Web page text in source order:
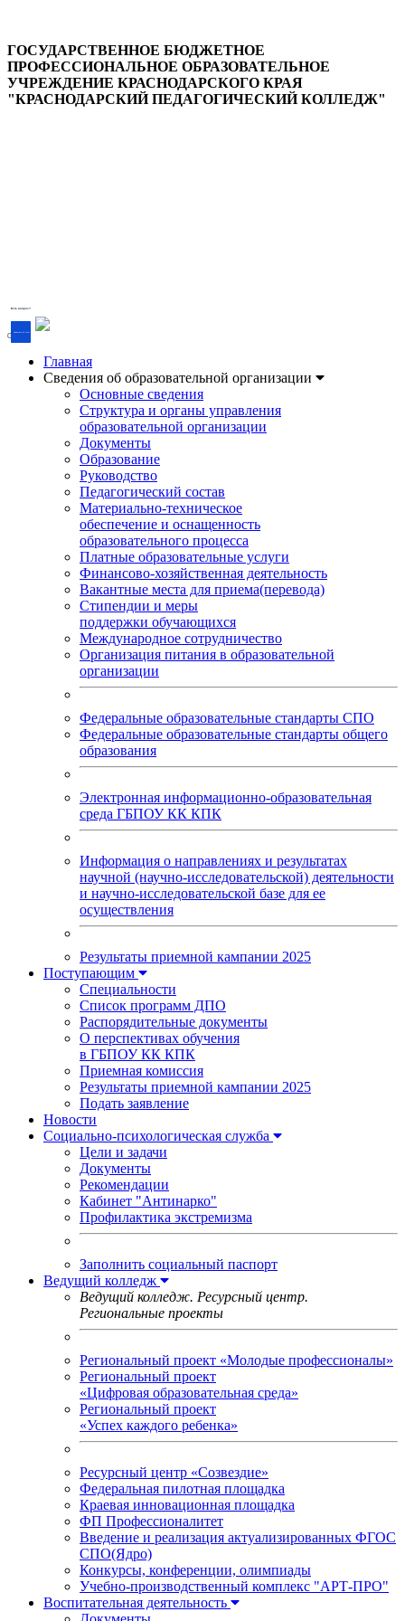
ГОСУДАРСТВЕННОЕ БЮДЖЕТНОЕ
ПРОФЕССИОНАЛЬНОЕ ОБРАЗОВАТЕЛЬНОЕ
УЧРЕЖДЕНИЕ КРАСНОДАРСКОГО КРАЯ
"КРАСНОДАРСКИЙ ПЕДАГОГИЧЕСКИЙ КОЛЛЕДЖ"
Есть вопрос?
Напишите об этом
Главная
Сведения об образовательной организации
Основные сведения
Структура и органы управления
образовательной организации
Документы
Образование
Руководство
Педагогический состав
Материально-техническое
обеспечение и оснащенность
образовательного процесса
Платные образовательные услуги
Финансово-хозяйственная деятельность
Вакантные места для приема(перевода)
Стипендии и меры
поддержки обучающихся
Международное сотрудничество
Организация питания в образовательной
организации
Федеральные образовательные стандарты СПО
Федеральные образовательные стандарты общего
образования
Электронная информационно-образовательная
среда ГБПОУ КК КПК
Информация о направлениях и результатах
научной (научно-исследовательской) деятельности
и научно-исследовательской базе для ее
осуществления
Результаты приемной кампании 2025
Поступающим
Специальности
Список программ ДПО
Распорядительные документы
О перспективах обучения
в ГБПОУ КК КПК
Приемная комиссия
Результаты приемной кампании 2025
Подать заявление
Новости
Социально-психологическая служба
Цели и задачи
Документы
Рекомендации
Кабинет "Антинарко"
Профилактика экстремизма
Заполнить социальный паспорт
Ведущий колледж
Ведущий колледж. Ресурсный центр.
Региональные проекты
Региональный проект «Молодые профессионалы»
Региональный проект
«Цифровая образовательная среда»
Региональный проект
«Успех каждого ребенка»
Ресурсный центр «Созвездие»
Федеральная пилотная площадка
Краевая инновационная площадка
ФП Профессионалитет
Введение и реализация актуализированных ФГОС
СПО(Ядро)
Конкурсы, конференции, олимпиады
Учебно-производственный комплекс "АРТ-ПРО"
Воспитательная деятельность